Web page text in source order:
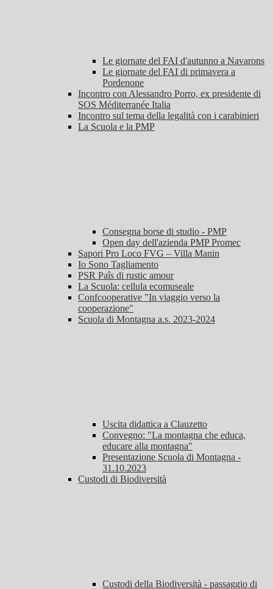
Le giornate del FAI d'autunno a Navarons
Le giornate del FAI di primavera a
Pordenone
Incontro con Alessandro Porro, ex presidente di
SOS Méditerranée Italia
Incontro sul tema della legalità con i carabinieri
La Scuola e la PMP
Consegna borse di studio - PMP
Open day dell'azienda PMP Promec
Sapori Pro Loco FVG – Villa Manin
Io Sono Tagliamento
PSR Paîs di rustic amour
La Scuola: cellula ecomuseale
Confcooperative "In viaggio verso la
cooperazione"
Scuola di Montagna a.s. 2023-2024
Uscita didattica a Clauzetto
Convegno: "La montagna che educa,
educare alla montagna"
Presentazione Scuola di Montagna -
31.10.2023
Custodi di Biodiversità
Custodi della Biodiversità - passaggio di